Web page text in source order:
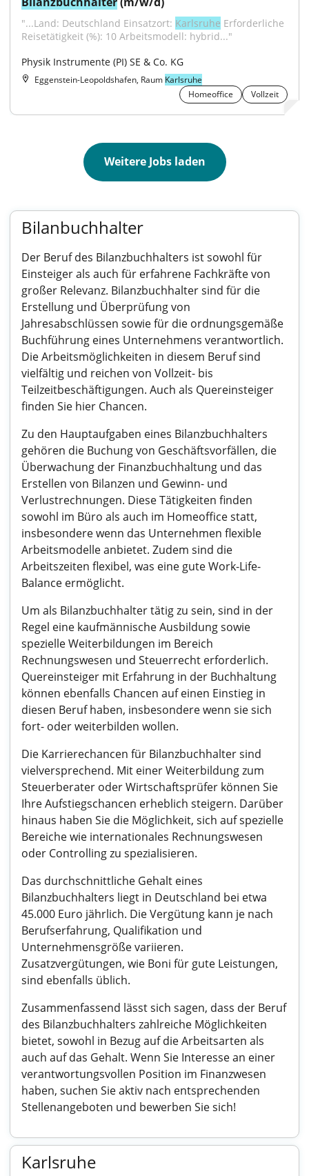
"...Land: Deutschland Einsatzort: Karlsruhe Erforderliche
Reisetätigkeit (%): 10 Arbeitsmodell: hybrid..."
Physik Instrumente (PI) SE & Co. KG
Eggenstein-Leopoldshafen, Raum Karlsruhe
Homeoffice
Vollzeit
Weitere Jobs laden
Bilanbuchhalter
Der Beruf des Bilanzbuchhalters ist sowohl für
Einsteiger als auch für erfahrene Fachkräfte von
großer Relevanz. Bilanzbuchhalter sind für die
Erstellung und Überprüfung von
Jahresabschlüssen sowie für die ordnungsgemäße
Buchführung eines Unternehmens verantwortlich.
Die Arbeitsmöglichkeiten in diesem Beruf sind
vielfältig und reichen von Vollzeit- bis
Teilzeitbeschäftigungen. Auch als Quereinsteiger
finden Sie hier Chancen.
Zu den Hauptaufgaben eines Bilanzbuchhalters
gehören die Buchung von Geschäftsvorfällen, die
Überwachung der Finanzbuchhaltung und das
Erstellen von Bilanzen und Gewinn- und
Verlustrechnungen. Diese Tätigkeiten finden
sowohl im Büro als auch im Homeoffice statt,
insbesondere wenn das Unternehmen flexible
Arbeitsmodelle anbietet. Zudem sind die
Arbeitszeiten flexibel, was eine gute Work-Life-
Balance ermöglicht.
Um als Bilanzbuchhalter tätig zu sein, sind in der
Regel eine kaufmännische Ausbildung sowie
spezielle Weiterbildungen im Bereich
Rechnungswesen und Steuerrecht erforderlich.
Quereinsteiger mit Erfahrung in der Buchhaltung
können ebenfalls Chancen auf einen Einstieg in
diesen Beruf haben, insbesondere wenn sie sich
fort- oder weiterbilden wollen.
Die Karrierechancen für Bilanzbuchhalter sind
vielversprechend. Mit einer Weiterbildung zum
Steuerberater oder Wirtschaftsprüfer können Sie
Ihre Aufstiegschancen erheblich steigern. Darüber
hinaus haben Sie die Möglichkeit, sich auf spezielle
Bereiche wie internationales Rechnungswesen
oder Controlling zu spezialisieren.
Das durchschnittliche Gehalt eines
Bilanzbuchhalters liegt in Deutschland bei etwa
45.000 Euro jährlich. Die Vergütung kann je nach
Berufserfahrung, Qualifikation und
Unternehmensgröße variieren.
Zusatzvergütungen, wie Boni für gute Leistungen,
sind ebenfalls üblich.
Zusammenfassend lässt sich sagen, dass der Beruf
des Bilanzbuchhalters zahlreiche Möglichkeiten
bietet, sowohl in Bezug auf die Arbeitsarten als
auch auf das Gehalt. Wenn Sie Interesse an einer
verantwortungsvollen Position im Finanzwesen
haben, suchen Sie aktiv nach entsprechenden
Stellenangeboten und bewerben Sie sich!
Karlsruhe